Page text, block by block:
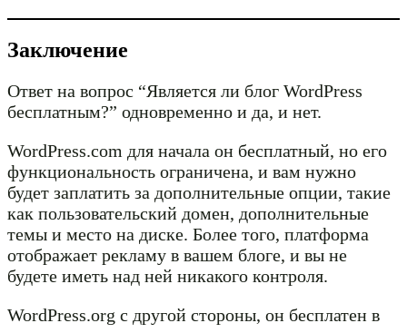
Заключение
Ответ на вопрос “Является ли блог WordPress
бесплатным?” одновременно и да, и нет.
WordPress.com для начала он бесплатный, но его
функциональность ограничена, и вам нужно
будет заплатить за дополнительные опции, такие
как пользовательский домен, дополнительные
темы и место на диске. Более того, платформа
отображает рекламу в вашем блоге, и вы не
будете иметь над ней никакого контроля.
WordPress.org с другой стороны, он бесплатен в